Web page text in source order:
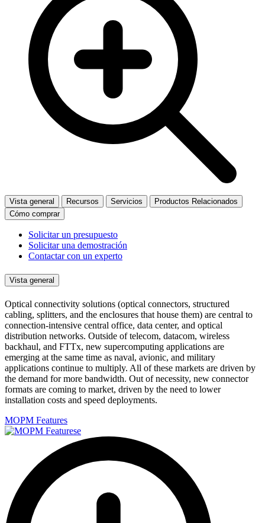
Vista general Recursos Servicios
Productos Relacionados
Cómo comprar
Solicitar un presupuesto
Solicitar una demostración
Contactar con un experto
Vista general
Optical connectivity solutions (optical connectors, structured
cabling, splitters, and the enclosures that house them) are central to
connection-intensive central office, data center, and optical
distribution networks. Outside of telecom, datacom, wireless
backhaul, and FTTx, new supercomputing applications are
emerging at the same time as naval, avionic, and military
applications continue to multiply. All of these markets are driven by
the demand for more bandwidth. Out of necessity, new connector
formats are coming to market, driven by the need to lower
installation costs and speed deployments.
MOPM Features